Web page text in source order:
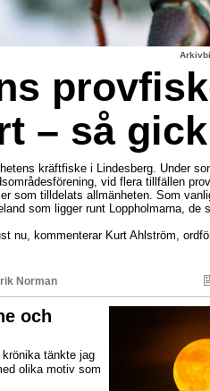
– så
kräftfiske i Lindesberg. Under
vid flera tillfällen
som tilldelats allmänheten. Som
som ligger runt Loppholmarna, de
nu, kommenterar Kurt Ahlström,
Norman
och
tänkte jag
olika motiv som